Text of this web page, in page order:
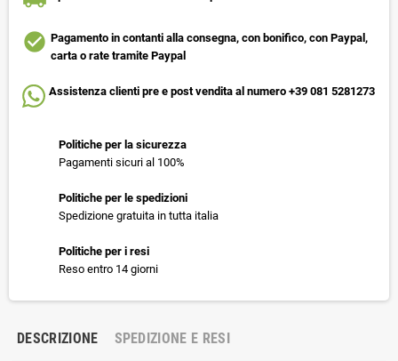
check_circle Pagamento in contanti alla consegna, con bonifico, con Paypal,
carta o rate tramite Paypal
Assistenza clienti pre e post vendita al numero +39 081 5281273
Politiche per la sicurezza
Pagamenti sicuri al 100%
Politiche per le spedizioni
Spedizione gratuita in tutta italia
Politiche per i resi
Reso entro 14 giorni
DESCRIZIONE SPEDIZIONE E RESI